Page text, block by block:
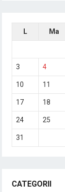
L Ma
3 4
10 11
17 18
24 25
31
CATEGORII